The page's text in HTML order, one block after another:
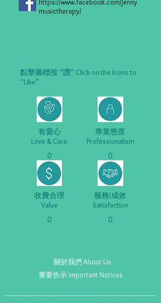
https://www.facebook.com/jenny
musictherapy/
點擊圖標按 “讚” Click on the Icons to
“Like”
有愛心
Love & Care
專業態度
Professionalism
0 0
收費合理
Value
服務/成效
Satisfaction
0 0
關於我們 About Us
重要告示 Important Notices